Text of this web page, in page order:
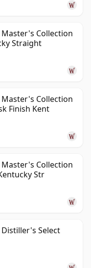
Collection
Straight
Collection
Finish Kent
Collection
Str
Select